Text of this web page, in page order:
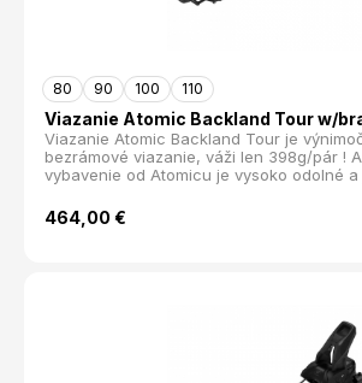
80 90 100 110
Viazanie Atomic Backland Tour w/
Viazanie Atomic Backland Tour je
bezrámové viazanie, váži len 398g/pár !
vybavenie od Atomicu je vysoko odolné
použitie. Disponuje patentovaným
špičke, vďaka ktorému zapínanie nebolo
jednoduchšie. Tri polohy na stúpanie
pohybom, takže si možete komfortne
464,00 €